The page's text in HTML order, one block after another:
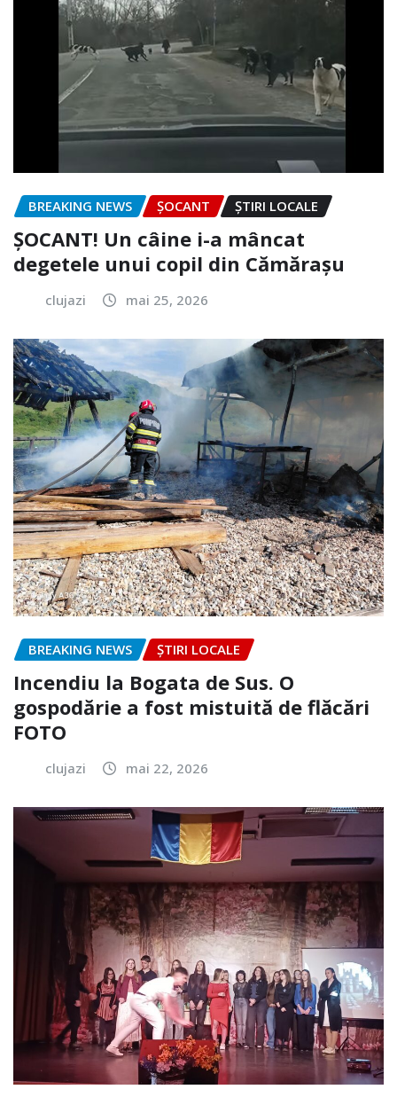
BREAKING NEWS ȘOCANT ȘTIRI LOCALE
ȘOCANT! Un câine i-a mâncat
degetele unui copil din Cămărașu
clujazi mai 25, 2026
BREAKING NEWS ȘTIRI LOCALE
Incendiu la Bogata de Sus. O
gospodărie a fost mistuită de flăcări
FOTO
clujazi mai 22, 2026